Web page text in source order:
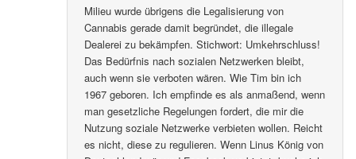
Milieu wurde übrigens die Legalisierung von
Cannabis gerade damit begründet, die illegale
Dealerei zu bekämpfen. Stichwort: Umkehrschluss!
Das Bedürfnis nach sozialen Netzwerken bleibt,
auch wenn sie verboten wären. Wie Tim bin ich
1967 geboren. Ich empfinde es als anmaßend, wenn
man gesetzliche Regelungen fordert, die mir die
Nutzung soziale Netzwerke verbieten wollen. Reicht
es nicht, diese zu regulieren. Wenn Linus König von